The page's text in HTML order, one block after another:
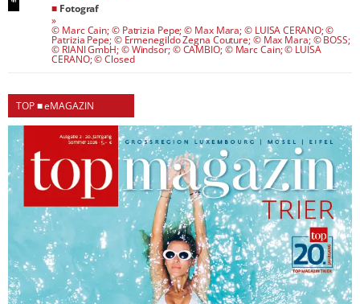
■ Fotograf
»
© Marc Cain; © Patrizia Pepe; © Max Mara; © LUISA CERANO; ©
Patrizia Pepe; © Ermenegildo Zegna Couture; © Max Mara; © BOSS;
© RIANI GmbH; © Windsor; © CAMBIO; © Marc Cain; © LUISA
CERANO; © Closed
TOP ■ eMAGAZIN